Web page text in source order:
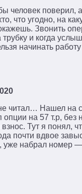
человек поверил,
что угодно, на
Звонить
и когда
начинать
читал… Нашел на
на 57 т.р, без
Тут я понял,
почти вдвое
набрал номер —